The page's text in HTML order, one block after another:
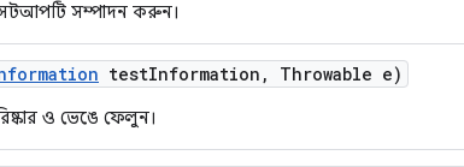
সেটআপটি সম্পাদন করুন।
testInformation , Throwable e)
ও ভেঙে ফেলুন।